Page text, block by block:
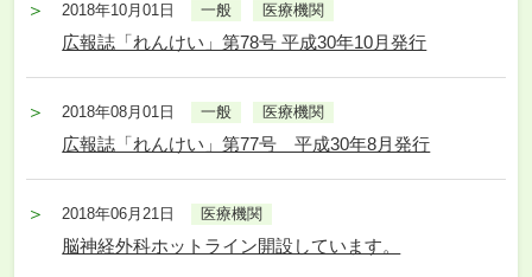
2018年10月01日 一般 医療機関
広報誌「れんけい」第78号 平成30年10月発行
2018年08月01日 一般 医療機関
広報誌「れんけい」第77号 平成30年8月発行
2018年06月21日 医療機関
脳神経外科ホットライン開設しています。